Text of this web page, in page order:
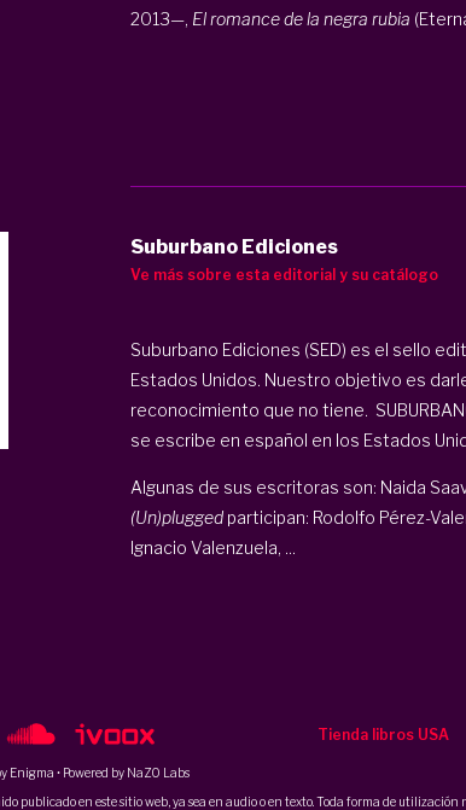
2013—, El romance de la negra rubia
Suburbano Ediciones
Ve más sobre esta editorial y su catálogo
Suburbano Ediciones (SED) es el sello
Estados Unidos. Nuestro objetivo es
reconocimiento que no tiene.
se escribe en español en los Estados
Algunas de sus escritoras son: Naida
(Un)plugged participan: Rodolfo Pérez-
Ignacio Valenzuela, ...
Tienda libros USA
Enigma • Powered by NaZO Labs
en este sitio web, ya sea en audio o en texto. Toda forma de utilización